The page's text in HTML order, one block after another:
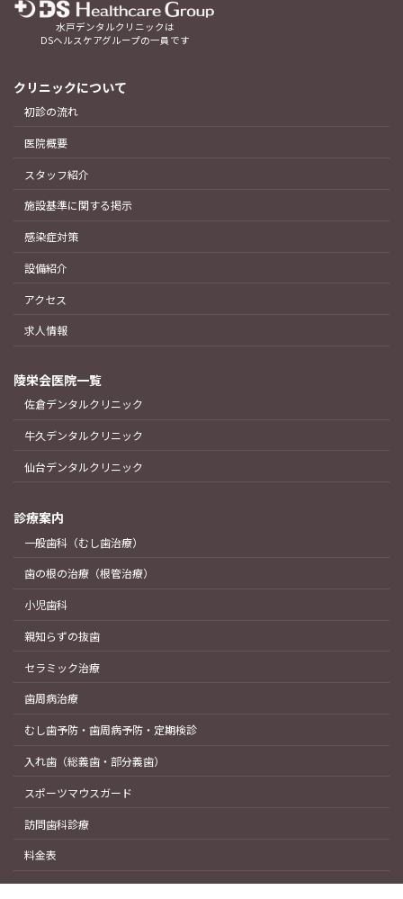
水戸デンタルクリニックは
DSヘルスケアグループの一員です
クリニックについて
初診の流れ
医院概要
スタッフ紹介
施設基準に関する掲示
感染症対策
設備紹介
アクセス
求人情報
陵栄会医院一覧
佐倉デンタルクリニック
牛久デンタルクリニック
仙台デンタルクリニック
診療案内
一般歯科（むし歯治療）
歯の根の治療（根管治療）
小児歯科
親知らずの抜歯
セラミック治療
歯周病治療
むし歯予防・歯周病予防・定期検診
入れ歯（総義歯・部分義歯）
スポーツマウスガード
訪問歯科診療
料金表